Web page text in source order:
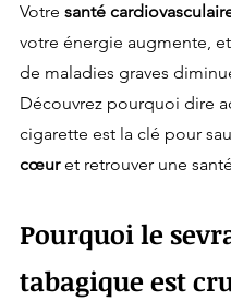
Votre santé
votre énergie augmente,
de maladies graves
Découvrez pourquoi dire
cigarette est la clé pour
cœur et retrouver une
Pourquoi le
tabagique est